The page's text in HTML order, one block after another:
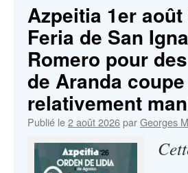
Azpeitia 1er
Feria de San
Romero pour
de Aranda
relativement
Publié le2 août 2026parGeorges